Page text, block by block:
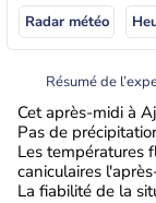
Radar météo
Résumé de
Cet après-midi à
Pas de
Les températures
caniculaires
La fiabilité de la